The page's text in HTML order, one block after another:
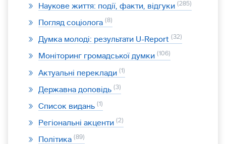
Наукове життя: події, факти, відгуки 285
Погляд соціолога 8
Думка молоді: результати U-Report 32
Моніторинг громадської думки 106
Актуальні переклади 1
Державна доповідь 3
Список видань 1
Регіональні акценти 2
Політика 89